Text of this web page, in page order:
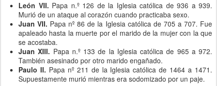
León VII. Papa n.º 126 de la Iglesia católica de 936 a 939.
Murió de un ataque al corazón cuando practicaba sexo.
Juan VII. Papa nº 86 de la Iglesia católica de 705 a 707. Fue
apaleado hasta la muerte por el marido de la mujer con la que
se acostaba.
Juan XIII. Papa n.º 133 de la Iglesia católica de 965 a 972.
También asesinado por otro marido engañado.
Paulo II. Papa nº 211 de la Iglesia católica de 1464 a 1471.
Supuestamente murió mientras era sodomizado por un paje.